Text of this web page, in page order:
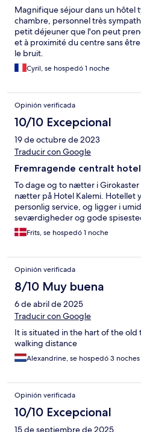
Magnifique séjour dans un hôtel
chambre, personnel très
petit déjeuner que l'on peut
et à proximité du centre sans
le bruit.
Cyril, se hospedó 1 noche
Opinión verificada
10/10 Excepcional
19 de octubre de 2023
Traducir con Google
Fremragende centralt
To dage og to nætter i
nætter på Hotel Kalemi. Hotellet
personlig service, og ligger i
seværdigheder og gode
Frits, se hospedó 1 noche
Opinión verificada
8/10 Muy buena
6 de abril de 2025
Traducir con Google
It is situated in the hart of the old
walking distance
Alexandrine, se hospedó 3 noches
Opinión verificada
10/10 Excepcional
15 de septiembre de 2025